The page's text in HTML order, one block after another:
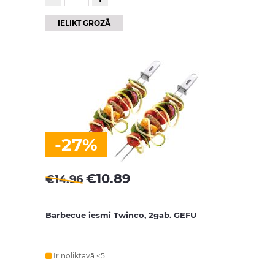
IELIKT GROZĀ
-27%
€14.96 €10.89
Barbecue iesmi Twinco, 2gab. GEFU
Ir noliktavā <5